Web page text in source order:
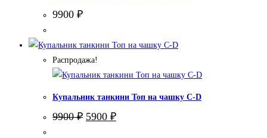
9900 ₽
Распродажа!
Купальник танкини Топ на чашку С-D
9900₽ Первоначальная
5900 ₽Текущая